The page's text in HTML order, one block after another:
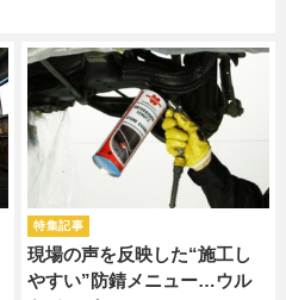
現場の声を反映した“施工し
やすい”防錆メニュー…ウル
特集記事